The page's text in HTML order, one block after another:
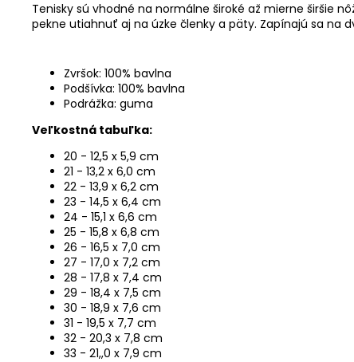
Tenisky sú vhodné na normálne široké až mierne širšie
pekne utiahnuť aj na úzke členky a päty. Zapínajú sa na
Zvršok: 100% bavlna
Podšívka: 100% bavlna
Podrážka: guma
Veľkostná tabuľka:
20 - 12,5 x 5,9 cm
21 - 13,2 x 6,0 cm
22 - 13,9 x 6,2 cm
23 - 14,5 x 6,4 cm
24 - 15,1 x 6,6 cm
25 - 15,8 x 6,8 cm
26 - 16,5 x 7,0 cm
27 - 17,0 x 7,2 cm
28 - 17,8 x 7,4 cm
29 - 18,4 x 7,5 cm
30 - 18,9 x 7,6 cm
31 - 19,5 x 7,7 cm
32 - 20,3 x 7,8 cm
33 - 21,,0 x 7,9 cm